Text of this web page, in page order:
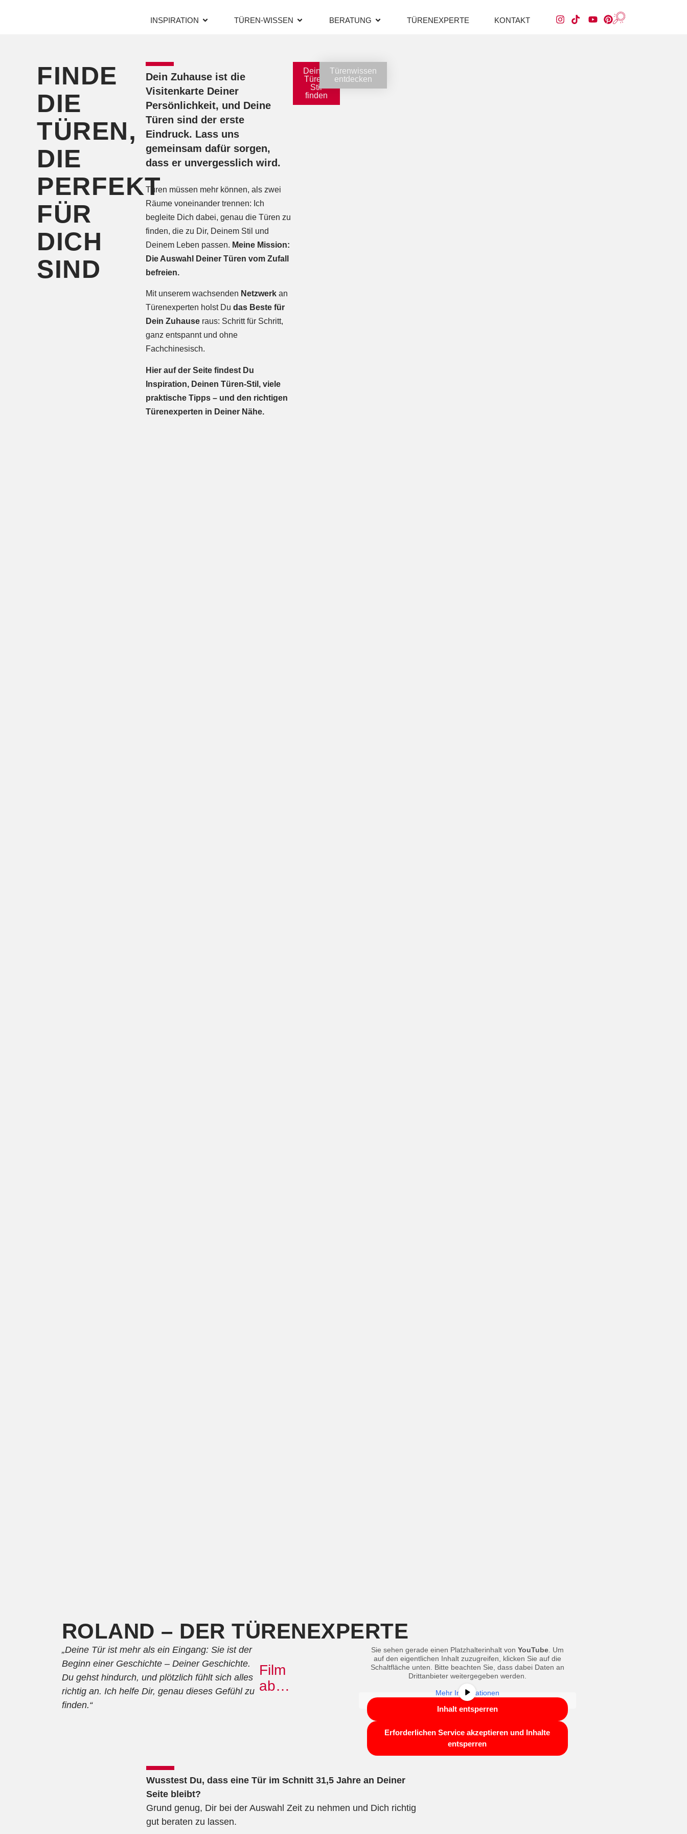
INSPIRATION TÜREN-WISSEN BERATUNG TÜRENEXPERTE KONTAKT
FINDE
DIE
TÜREN,
DIE
PERFEKT
FÜR
DICH
SIND
Dein Zuhause ist die
Visitenkarte Deiner
Persönlichkeit, und Deine
Türen sind der erste
Eindruck. Lass uns
gemeinsam dafür sorgen,
dass er unvergesslich wird.
Türen müssen mehr können, als zwei
Räume voneinander trennen: Ich
begleite Dich dabei, genau die Türen zu
finden, die zu Dir, Deinem Stil und
Deinem Leben passen. Meine Mission:
Die Auswahl Deiner Türen vom Zufall
befreien.
Mit unserem wachsenden Netzwerk an
Türenexperten holst Dudas Beste für
Dein Zuhause raus: Schritt für Schritt,
ganz entspannt und ohne
Fachchinesisch.
Hier auf der Seite findest Du
Inspiration, Deinen Türen-Stil, viele
praktische Tipps – und den richtigen
Türenexperten in Deiner Nähe.
Deinen
Türen-
Stil
finden
Türenwissen
entdecken
ROLAND – DER TÜRENEXPERTE
„Deine Tür ist mehr als ein Eingang: Sie ist der
Beginn einer Geschichte – Deiner Geschichte.
Du gehst hindurch, und plötzlich fühlt sich alles
richtig an. Ich helfe Dir, genau dieses Gefühl zu
finden.“
Film
ab…
Sie sehen gerade einen Platzhalterinhalt von YouTube. Um
auf den eigentlichen Inhalt zuzugreifen, klicken Sie auf die
Schaltfläche unten. Bitte beachten Sie, dass dabei Daten an
Drittanbieter weitergegeben werden.
Mehr Informationen
Inhalt entsperren
Erforderlichen Service akzeptieren und Inhalte
entsperren
Wusstest Du, dass eine Tür im Schnitt 31,5 Jahre an Deiner
Seite bleibt?
Grund genug, Dir bei der Auswahl Zeit zu nehmen und Dich richtig
gut beraten zu lassen.